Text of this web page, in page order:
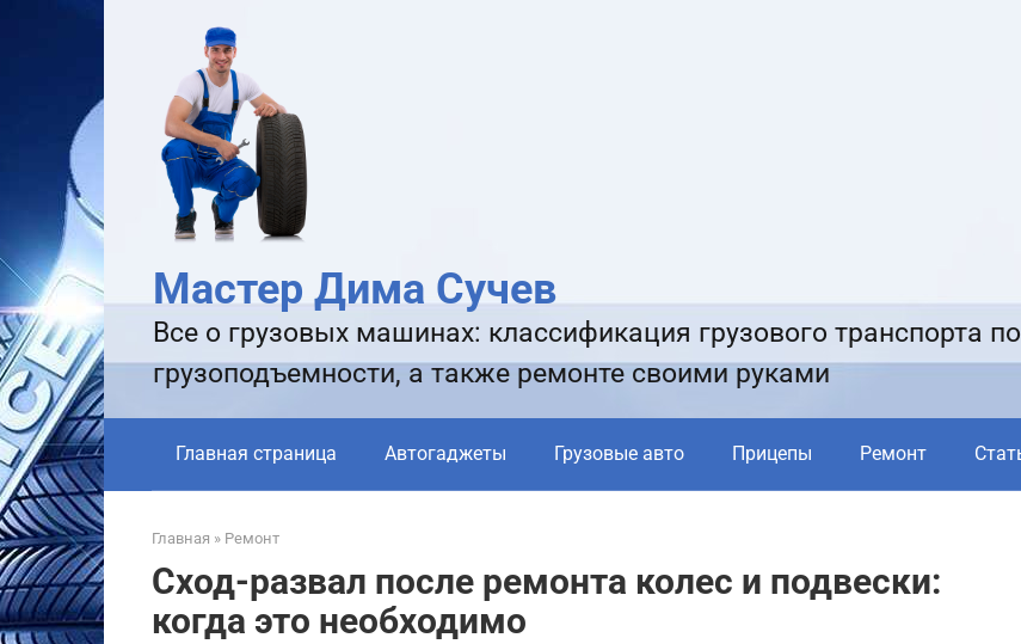
Мастер Дима Сучев
Все о грузовых машинах: классификация грузового транспорта
грузоподъемности, а также ремонте своими руками
Главная страница Автогаджеты Грузовые авто Прицепы Ремонт
Главная » Ремонт
Сход-развал после ремонта колес и подвески:
когда это необходимо